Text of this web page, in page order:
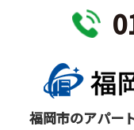
福岡市のアパー